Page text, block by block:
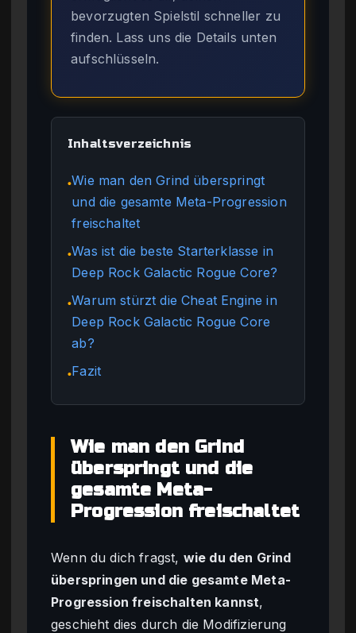
bevorzugten Spielstil schneller zu
finden. Lass uns die Details unten
aufschlüsseln.
Inhaltsverzeichnis
●Wie man den Grind überspringt
und die gesamte Meta-Progression
freischaltet
●Was ist die beste Starterklasse in
Deep Rock Galactic Rogue Core?
●Warum stürzt die Cheat Engine in
Deep Rock Galactic Rogue Core
ab?
●Fazit
Wie man den Grind
überspringt und die
gesamte Meta-
Progression freischaltet
Wenn du dich fragst, wie du den Grind
überspringen und die gesamte Meta-
Progression freischalten kannst,
geschieht dies durch die Modifizierung